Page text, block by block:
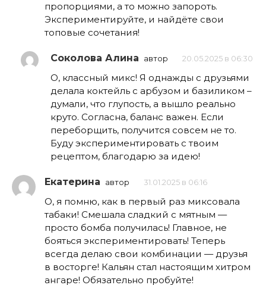
пропорциями, а то можно запороть.
Экспериментируйте, и найдёте свои
топовые сочетания!
Соколова Алина автор 20.05.2025 в 06:30
О, классный микс! Я однажды с друзьями
делала коктейль с арбузом и базиликом –
думали, что глупость, а вышло реально
круто. Согласна, баланс важен. Если
переборщить, получится совсем не то.
Буду экспериментировать с твоим
рецептом, благодарю за идею!
Екатерина автор 31.01.2025 в 06:16
О, я помню, как в первый раз миксовала
табаки! Смешала сладкий с мятным —
просто бомба получилась! Главное, не
бояться экспериментировать! Теперь
всегда делаю свои комбинации — друзья
в восторге! Кальян стал настоящим хитром
ангаре! Обязательно пробуйте!